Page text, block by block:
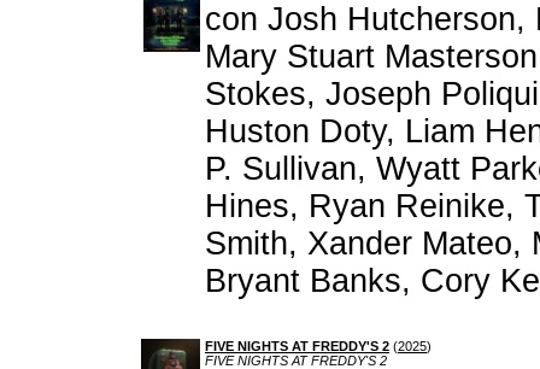
con Josh
Mary Stuart
Stokes, Joseph
Huston Doty, Liam
P. Sullivan, Wyatt
Hines, Ryan Reinike,
Smith, Xander Mateo,
Bryant Banks, Cory
FIVE NIGHTS AT FREDDY'S 2 (2025)
FIVE NIGHTS AT FREDDY'S 2